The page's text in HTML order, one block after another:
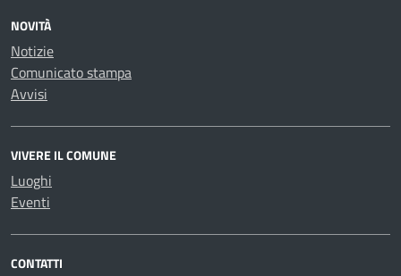
NOVITÀ
Notizie
Comunicato stampa
Avvisi
VIVERE IL COMUNE
Luoghi
Eventi
CONTATTI